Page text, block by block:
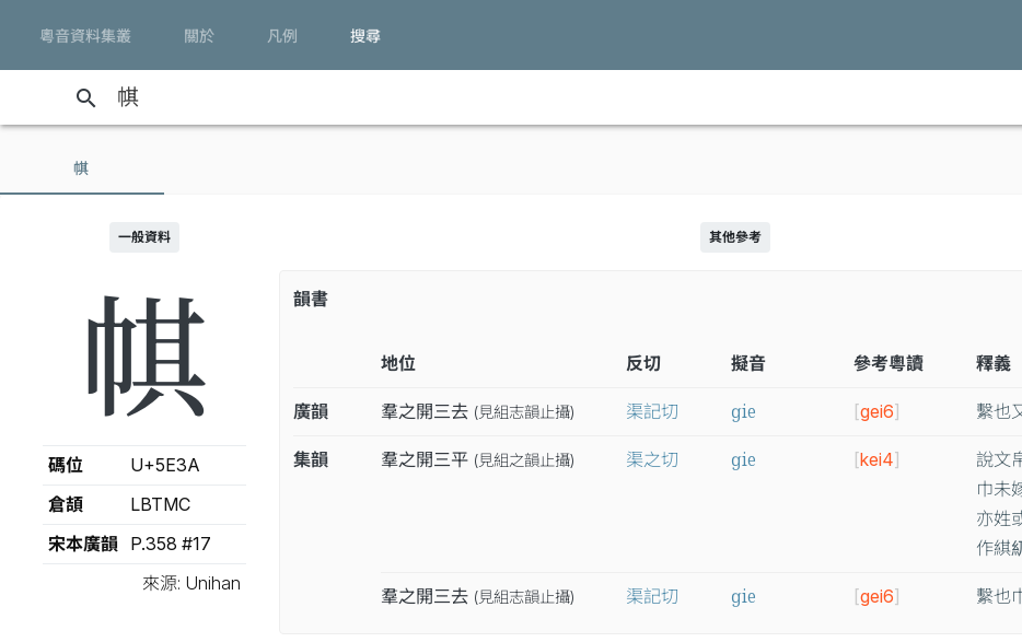
粵音資料集叢 關於 凡例 搜尋
search
帺
一般資料
帺
碼位
U+5E3A
倉頡
LBTMC
宋本廣韻
P.358 #17
來源: Unihan
其他參考
韻書
地位 反切 擬音 參考粵讀 釋義
廣韻 羣之開三去 (見組志韻止攝) 渠記切 ɡie [gei6] 繫也
集韻 羣之開三平 (見組之韻止攝) 渠之切 ɡie [kei4]
說文
巾未
亦姓
作綨
羣之開三去 (見組志韻止攝) 渠記切 ɡie [gei6] 繫也